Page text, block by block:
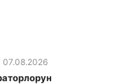
| 07.08.2026